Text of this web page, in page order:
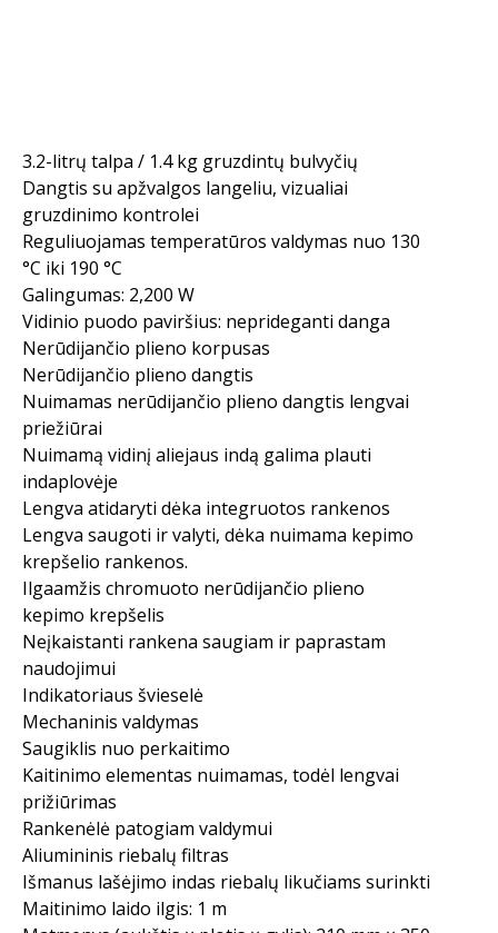
3.2-litrų talpa / 1.4 kg gruzdintų bulvyčių
Dangtis su apžvalgos langeliu, vizualiai
gruzdinimo kontrolei
Reguliuojamas temperatūros valdymas nuo 130
°C iki 190 °C
Galingumas: 2,200 W
Vidinio puodo paviršius: neprideganti danga
Nerūdijančio plieno korpusas
Nerūdijančio plieno dangtis
Nuimamas nerūdijančio plieno dangtis lengvai
priežiūrai
Nuimamą vidinį aliejaus indą galima plauti
indaplovėje
Lengva atidaryti dėka integruotos rankenos
Lengva saugoti ir valyti, dėka nuimama kepimo
krepšelio rankenos.
Ilgaamžis chromuoto nerūdijančio plieno
kepimo krepšelis
Neįkaistanti rankena saugiam ir paprastam
naudojimui
Indikatoriaus švieselė
Mechaninis valdymas
Saugiklis nuo perkaitimo
Kaitinimo elementas nuimamas, todėl lengvai
prižiūrimas
Rankenėlė patogiam valdymui
Aliumininis riebalų filtras
Išmanus lašėjimo indas riebalų likučiams surinkti
Maitinimo laido ilgis: 1 m